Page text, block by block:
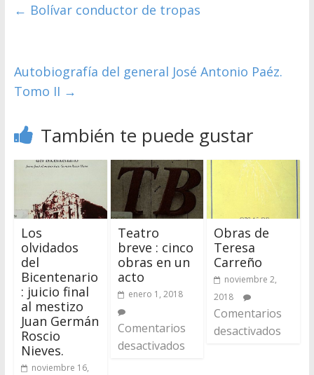
← Bolívar conductor de tropas
Autobiografía del general José Antonio Paéz.
Tomo II →
También te puede gustar
Los
olvidados
del
Bicentenario
: juicio final
al mestizo
Juan Germán
Roscio
Nieves.
noviembre 16,
Teatro
breve : cinco
obras en un
acto
enero 1, 2018
Comentarios
desactivados
Obras de
Teresa
Carreño
noviembre 2,
2018
Comentarios
desactivados